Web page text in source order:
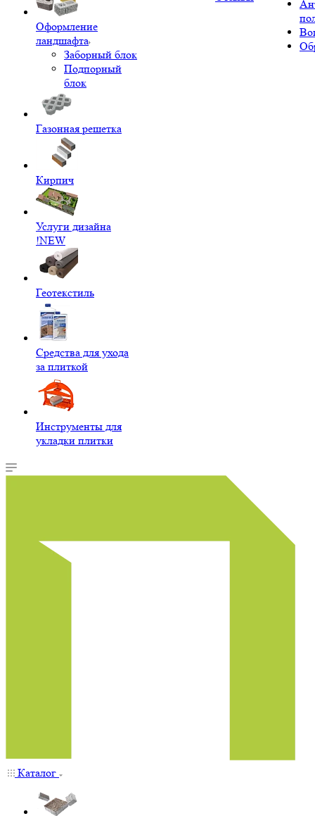
Оформление
ландшафта
Заборный блок
Подпорный
блок
Газонная решетка
Кирпич
Услуги дизайна
!NEW
Геотекстиль
Средства для ухода
за плиткой
Инструменты для
укладки плитки
Каталог